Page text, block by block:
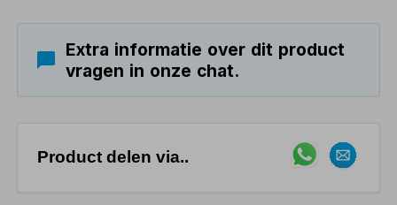
Extra informatie over dit product
vragen in onze chat.
Product delen via..